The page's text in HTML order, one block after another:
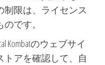
制限は、ライセンス
です。
Kombatのウェブサイ
トアを確認して、自